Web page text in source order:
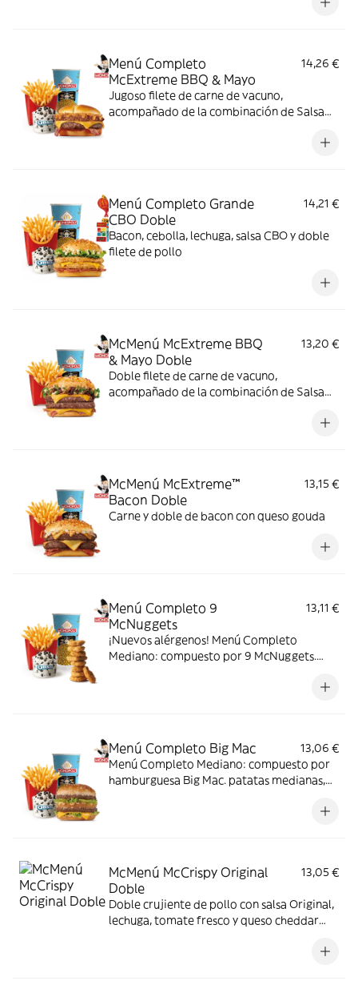
Menú Completo
McExtreme BBQ & Mayo
14,26 €
Jugoso filete de carne de vacuno,
acompañado de la combinación de Salsa
doble de cheddar, lechuga fresca y tiras de
Menú Completo Grande
CBO Doble
14,21 €
Bacon, cebolla, lechuga, salsa CBO y doble
filete de pollo
McMenú McExtreme BBQ
& Mayo Doble
13,20 €
Doble filete de carne de vacuno,
acompañado de la combinación de Salsa
doble de cheddar, lechuga fresca y tiras de
McMenú McExtreme™
Bacon Doble
13,15 €
Carne y doble de bacon con queso gouda
Menú Completo 9
McNuggets
13,11 €
¡Nuevos alérgenos! Menú Completo
Mediano: compuesto por 9 McNuggets.
Menú Completo Big Mac
13,06 €
Menú Completo Mediano: compuesto por
hamburguesa Big Mac. patatas medianas,
McMenú McCrispy Original
Doble
13,05 €
Doble crujiente de pollo con salsa Original,
lechuga, tomate fresco y queso cheddar